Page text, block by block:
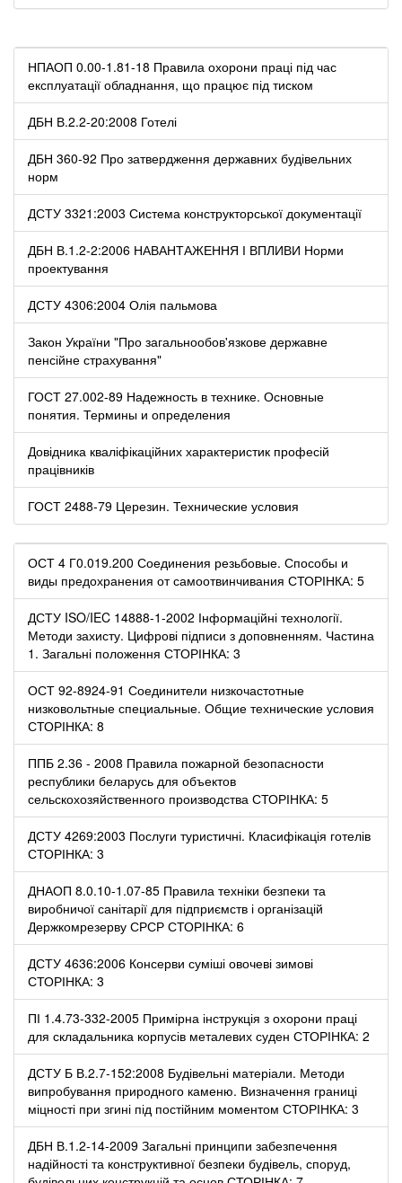
НПАОП 0.00-1.81-18 Правила охорони праці під час
експлуатації обладнання, що працює під тиском
ДБН В.2.2-20:2008 Готелі
ДБН 360-92 Про затвердження державних будівельних
норм
ДСТУ 3321:2003 Система конструкторської документації
ДБН В.1.2-2:2006 НАВАНТАЖЕННЯ І ВПЛИВИ Норми
проектування
ДСТУ 4306:2004 Олія пальмова
Закон України "Про загальнообов'язкове державне
пенсійне страхування"
ГОСТ 27.002-89 Надежность в технике. Основные
понятия. Термины и определения
Довідника кваліфікаційних характеристик професій
працівників
ГОСТ 2488-79 Церезин. Технические условия
ОСТ 4 Г0.019.200 Соединения резьбовые. Способы и
виды предохранения от самоотвинчивания СТОРІНКА: 5
ДСТУ ISO/IEC 14888-1-2002 Інформаційні технології.
Методи захисту. Цифрові підписи з доповненням. Частина
1. Загальні положення СТОРІНКА: 3
ОСТ 92-8924-91 Соединители низкочастотные
низковольтные специальные. Общие технические условия
СТОРІНКА: 8
ППБ 2.36 - 2008 Правила пожарной безопасности
республики беларусь для объектов
сельскохозяйственного производства СТОРІНКА: 5
ДСТУ 4269:2003 Послуги туристичні. Класифікація готелів
СТОРІНКА: 3
ДНАОП 8.0.10-1.07-85 Правила техніки безпеки та
виробничої санітарії для підприємств і організацій
Держкомрезерву СРСР СТОРІНКА: 6
ДСТУ 4636:2006 Консерви суміші овочеві зимові
СТОРІНКА: 3
ПІ 1.4.73-332-2005 Примірна інструкція з охорони праці
для складальника корпусів металевих суден СТОРІНКА: 2
ДСТУ Б В.2.7-152:2008 Будівельні матеріали. Методи
випробування природного каменю. Визначення границі
міцності при згині під постійним моментом СТОРІНКА: 3
ДБН В.1.2-14-2009 Загальні принципи забезпечення
надійності та конструктивної безпеки будівель, споруд,